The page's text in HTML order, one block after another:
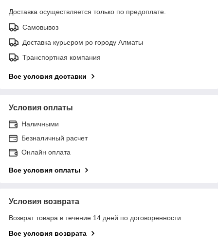
Доставка осуществляется только по предоплате.
Самовывоз
Доставка курьером ро городу Алматы
Транспортная компания
Все условия доставки
Условия оплаты
Наличными
Безналичный расчет
Онлайн оплата
Все условия оплаты
Условия возврата
Возврат товара в течение 14 дней по договоренности
Все условия возврата